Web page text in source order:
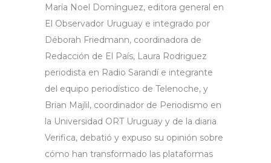
María Noel Domínguez, editora general en
El Observador Uruguay e integrado por
Déborah Friedmann, coordinadora de
Redacción de El País, Laura Rodriguez
periodista en Radio Sarandí e integrante
del equipo periodístico de Telenoche, y
Brian Majlil, coordinador de Periodismo en
la Universidad ORT Uruguay y de la diaria
Verifica, debatió y expuso su opinión sobre
cómo han transformado las plataformas